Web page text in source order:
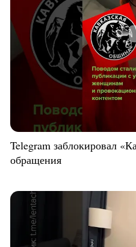
Telegram заблокировал
обращения